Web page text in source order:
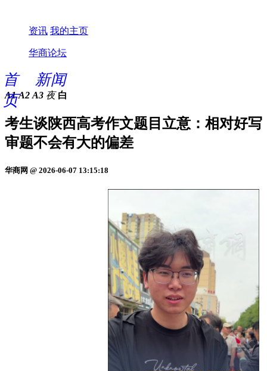
资讯 我的主页
华商论坛
首
页
新闻
A1 A2 A3 夜 白
考生谈陕西高考作文题目立意：相对好写
审题不会有大的偏差
华商网 @ 2026-06-07 13:15:18